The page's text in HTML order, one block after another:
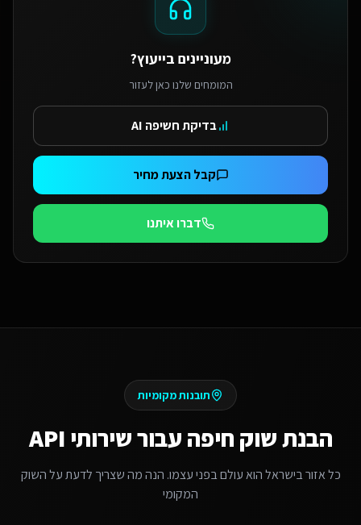
מעוניינים בייעוץ?
המומחים שלנו כאן לעזור
בדיקת חשיפה AI
קבל הצעת מחיר
דברו איתנו
תובנות מקומיות
הבנת שוק חיפה עבורשירותי API
כל אזור בישראל הוא עולם בפני עצמו. הנה מה שצריך לדעת על השוק
המקומי